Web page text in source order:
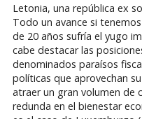
Letonia, una república ex
Todo un avance si
de 20 años sufría el yugo
cabe destacar las
denominados paraísos
políticas que aprovechan
atraer un gran volumen de
redunda en el bienestar